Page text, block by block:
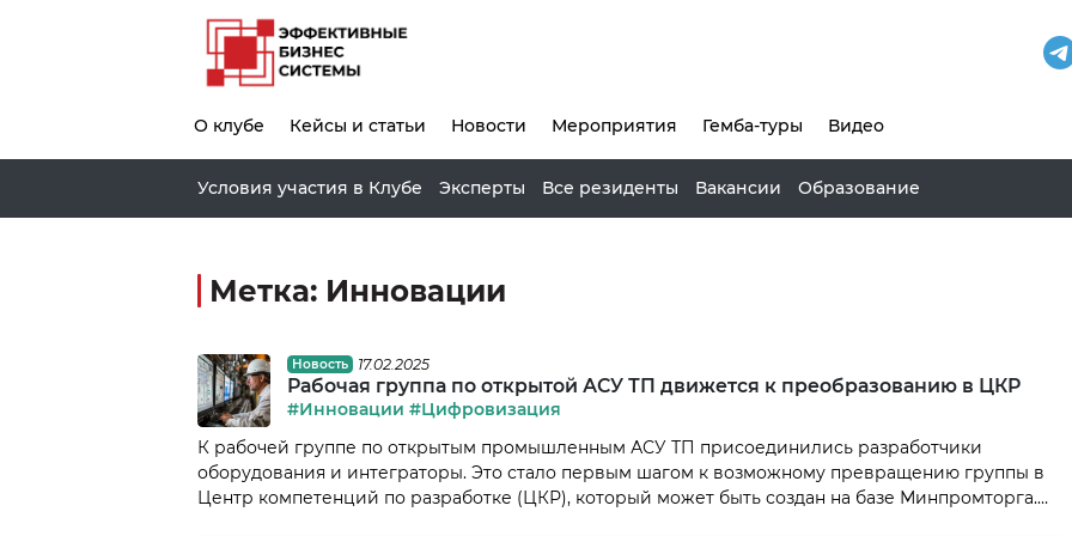
О клубе Кейсы и статьи Новости Мероприятия Гемба-туры Видео
Условия участия в Клубе Эксперты Все резиденты Вакансии Образование
Метка: Инновации
Новость 17.02.2025
Рабочая группа по открытой АСУ ТП движется к преобразованию в ЦКР
#Инновации #Цифровизация
К рабочей группе по открытым промышленным АСУ ТП присоединились разработчики
оборудования и интеграторы. Это стало первым шагом к возможному превращению группы в
Центр компетенций по разработке (ЦКР), который может быть создан на базе Минпромторга.